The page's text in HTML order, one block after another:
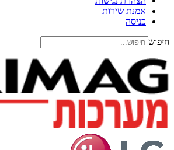
אמנת שירות
כניסה
חיפוש